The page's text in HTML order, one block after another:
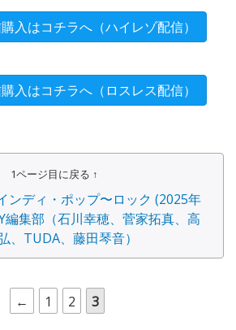
入はコチラへ（ハイレゾ配信）
入はコチラへ（ロスレス配信）
1ページ目に戻る ↑
ンディ・ポップ〜ロック (2025年
集部（石川幸穂、菅家拓真、高
、TUDA、藤田琴音）
← 1 2 3